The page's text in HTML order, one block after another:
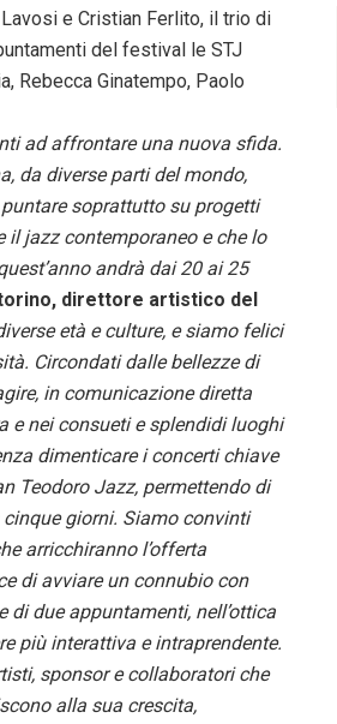
e Cristian Ferlito, il trio di
del festival le STJ
Rebecca Ginatempo, Paolo
ad affrontare una nuova sfida.
da diverse parti del mondo,
soprattutto su progetti
il jazz contemporaneo e che lo
andrà dai 20 ai 25
direttore artistico del
età e culture, e siamo felici
Circondati dalle bellezze di
in comunicazione diretta
e nei consueti e splendidi luoghi
dimenticare i concerti chiave
Teodoro Jazz, permettendo di
giorni. Siamo convinti
arricchiranno l’offerta
di avviare un connubio con
di due appuntamenti, nell’ottica
più interattiva e intraprendente.
sponsor e collaboratori che
alla sua crescita,